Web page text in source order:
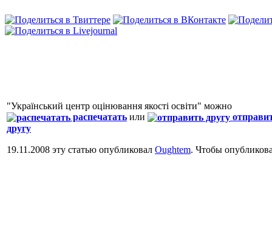
"Український центр оцінювання якості освіти" можно
распечатать или
другу
19.11.2008 эту статью опубликовал Oughtem. Чтобы